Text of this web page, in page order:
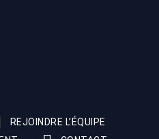
REJOINDRE L’ÉQUIPE